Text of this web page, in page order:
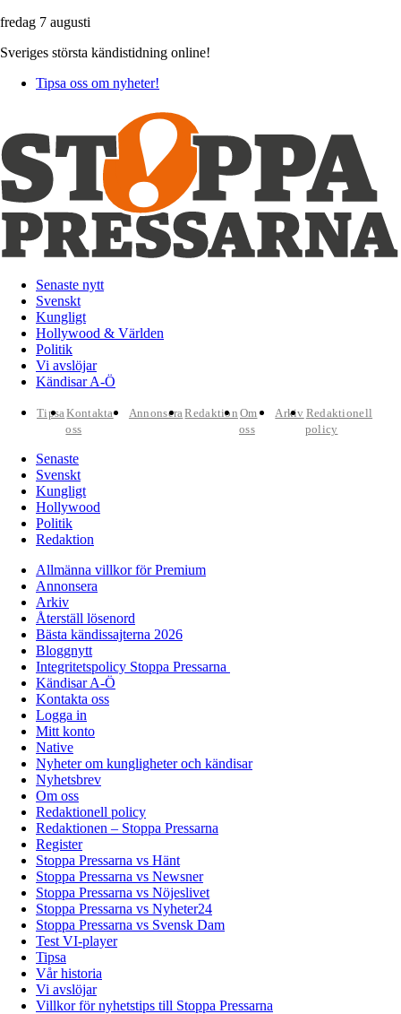
fredag 7 augusti
Sveriges största kändistidning online!
Tipsa oss om nyheter!
Senaste nytt
Svenskt
Kungligt
Hollywood & Världen
Politik
Vi avslöjar
Kändisar A-Ö
TipsaKontakta
oss
AnnonseraRedaktion Om
oss
Arkiv Redaktionell
policy
Senaste
Svenskt
Kungligt
Hollywood
Politik
Redaktion
Allmänna villkor för Premium
Annonsera
Arkiv
Återställ lösenord
Bästa kändissajterna 2026
Bloggnytt
Integritetspolicy Stoppa Pressarna
Kändisar A-Ö
Kontakta oss
Logga in
Mitt konto
Native
Nyheter om kungligheter och kändisar
Nyhetsbrev
Om oss
Redaktionell policy
Redaktionen – Stoppa Pressarna
Register
Stoppa Pressarna vs Hänt
Stoppa Pressarna vs Newsner
Stoppa Pressarna vs Nöjeslivet
Stoppa Pressarna vs Nyheter24
Stoppa Pressarna vs Svensk Dam
Test VI-player
Tipsa
Vår historia
Vi avslöjar
Villkor för nyhetstips till Stoppa Pressarna